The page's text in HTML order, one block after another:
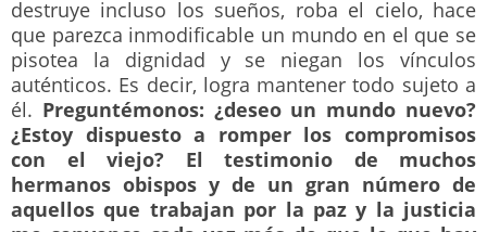
destruye incluso los sueños, roba el cielo, hace
que parezca inmodificable un mundo en el que se
pisotea la dignidad y se niegan los vínculos
auténticos. Es decir, logra mantener todo sujeto a
él. Preguntémonos: ¿deseo un mundo nuevo?
¿Estoy dispuesto a romper los compromisos
con el viejo? El testimonio de muchos
hermanos obispos y de un gran número de
aquellos que trabajan por la paz y la justicia